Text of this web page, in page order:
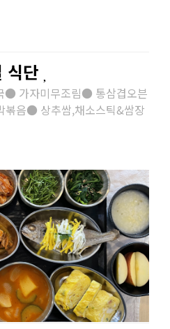
식단
가자미무조림● 통삼겹오븐
음● 상추쌈,채소스틱&쌈장